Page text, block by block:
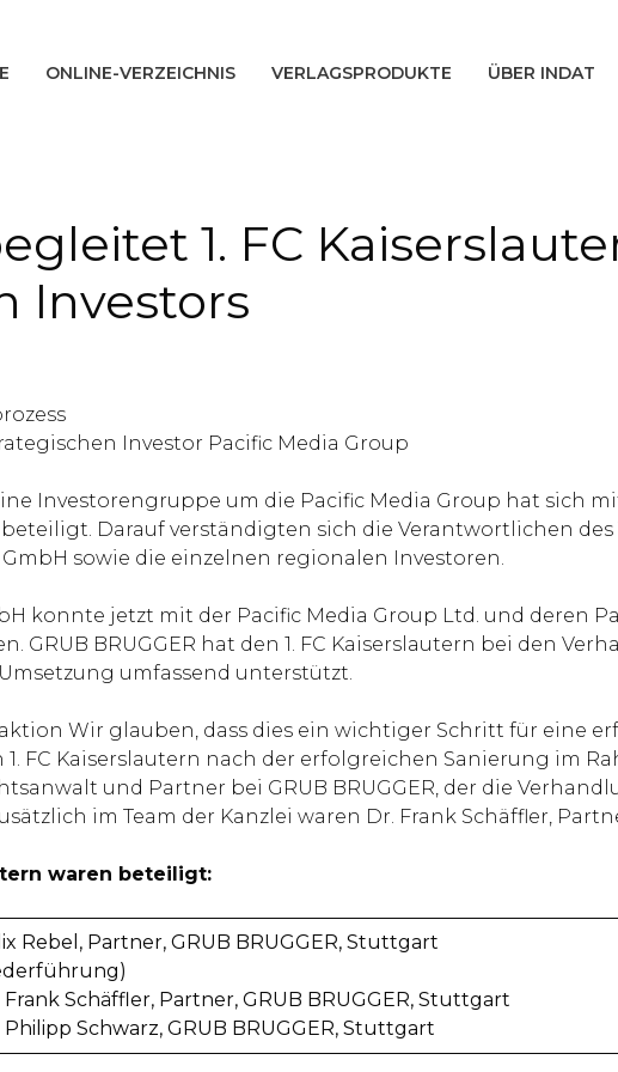
ONLINE-VERZEICHNIS VERLAGSPRODUKTE ÜBER INDAT
1. FC
Investors
Investor Pacific Media Group
Investorengruppe um die Pacific Media Group hat sich
beteiligt. Darauf verständigten sich die Verantwortlichen
GmbH sowie die einzelnen regionalen Investoren.
konnte jetzt mit der Pacific Media Group Ltd. und deren
GRUB BRUGGER hat den 1. FC Kaiserslautern bei den
umfassend unterstützt.
Wir glauben, dass dies ein wichtiger Schritt für eine
1. FC Kaiserslautern nach der erfolgreichen Sanierung im
und Partner bei GRUB BRUGGER, der die
im Team der Kanzlei waren Dr. Frank Schäffler,
waren beteiligt:
Rebel, Partner, GRUB BRUGGER, Stuttgart
Frank Schäffler, Partner, GRUB BRUGGER, Stuttgart
Philipp Schwarz, GRUB BRUGGER, Stuttgart